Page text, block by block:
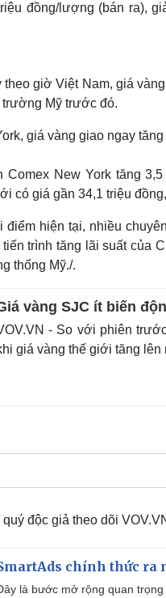
đồng/lượng (bán ra),
giờ Việt Nam, giá
trường Mỹ trước đó.
giá vàng giao ngay
Comex New York tăng
có giá gần 34,1 triệu
hiện tại, nhiều
trình tăng lãi suất của
thống Mỹ./.
vàng SJC ít biến
- So với phiên
giá vàng thế giới tăng lên
quý độc giả theo dõi
chính thức ra
là bước mở rộng quan trọng